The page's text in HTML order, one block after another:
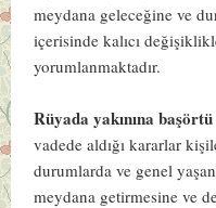
meydana geleceğine ve
içerisinde kalıcı
yorumlanmaktadır.
Rüyada yakınına
vadede aldığı kararlar
durumlarda ve genel
meydana getirmesine ve